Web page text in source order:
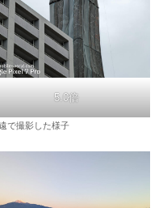
5.0倍
で撮影した様子